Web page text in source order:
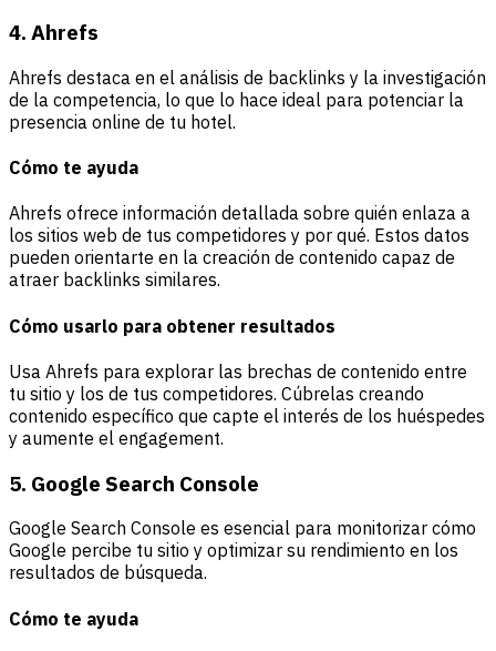
4. Ahrefs
Ahrefs destaca en el análisis de backlinks y la investigación
de la competencia, lo que lo hace ideal para potenciar la
presencia online de tu hotel.
Cómo te ayuda
Ahrefs ofrece información detallada sobre quién enlaza a
los sitios web de tus competidores y por qué. Estos datos
pueden orientarte en la creación de contenido capaz de
atraer backlinks similares.
Cómo usarlo para obtener resultados
Usa Ahrefs para explorar las brechas de contenido entre
tu sitio y los de tus competidores. Cúbrelas creando
contenido específico que capte el interés de los huéspedes
y aumente el engagement.
5. Google Search Console
Google Search Console es esencial para monitorizar cómo
Google percibe tu sitio y optimizar su rendimiento en los
resultados de búsqueda.
Cómo te ayuda